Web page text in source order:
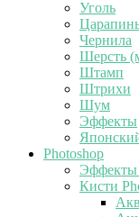
Уголь
Чернила
Шерсть
Штамп
Штрихи
Шум
Эффекты
Photoshop
Кисти